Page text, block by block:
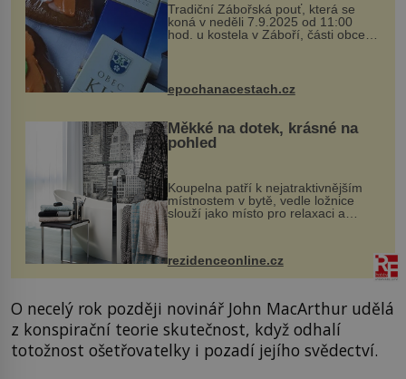
Tradiční Zábořská pouť, která se
koná v neděli 7.9.2025 od 11:00
hod. u kostela v Záboří, části obce
Kly u Mělníka. V programu naleznete
komentovanou prohlídku kostela,
epochanacestach.cz
Měkké na dotek, krásné na
pohled
Koupelna patří k nejatraktivnějším
místnostem v bytě, vedle ložnice
slouží jako místo pro relaxaci a
odpočinek. Koupelnový textil –
ručníky, osušky a koberečky –
mohou jako mávnutím kouzelného
proutku...
rezidenceonline.cz
O necelý rok později novinář John MacArthur udělá
z konspirační teorie skutečnost, když odhalí
totožnost ošetřovatelky i pozadí jejího svědectví.